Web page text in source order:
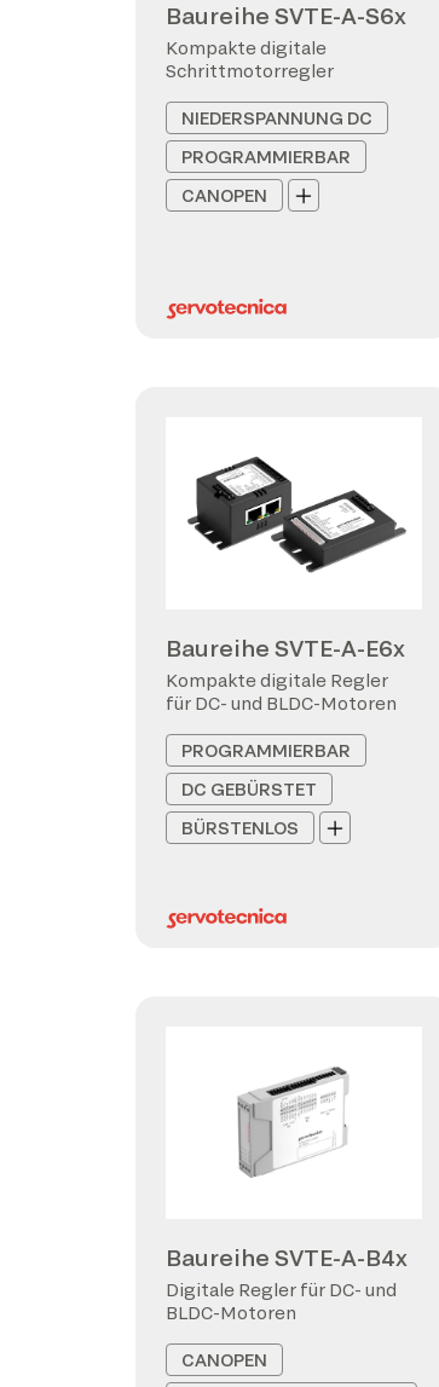
Baureihe SVTE-A-S6x
Kompakte digitale
Schrittmotorregler
NIEDERSPANNUNG DC
PROGRAMMIERBAR
CANOPEN
Baureihe SVTE-A-E6x
Kompakte digitale Regler
für DC- und BLDC-Motoren
PROGRAMMIERBAR
DC GEBÜRSTET
BÜRSTENLOS
Baureihe SVTE-A-B4x
Digitale Regler für DC- und
BLDC-Motoren
CANOPEN